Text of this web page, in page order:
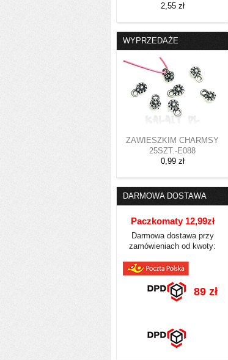
2,55 zł
WYPRZEDAŻE
ZAWIESZKIM CHARMSY
25SZT.-E088
0,99 zł
DARMOWA DOSTAWA
Paczkomaty 12,99zł
Darmowa dostawa przy
zamówieniach od kwoty:
89 zł